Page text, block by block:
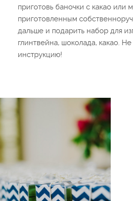
приготовь баночки с какао или
приготовленным
дальше и подарить набор для
глинтвейна, шоколада, какао.
инструкцию!